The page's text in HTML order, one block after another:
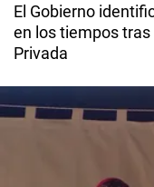
El Gobierno
en los tiempos
Privada